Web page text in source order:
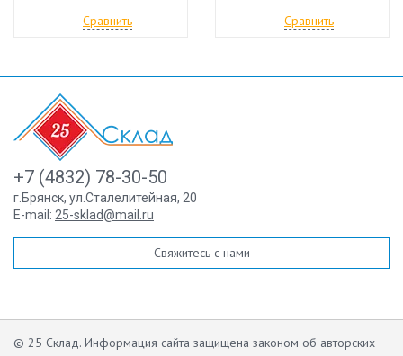
Сравнить Сравнить
+7 (4832) 78-30-50
г.Брянск, ул.Сталелитейная, 20
E-mail: 25-sklad@mail.ru
Свяжитесь с нами
© 25 Склад. Информация сайта защищена законом об авторских